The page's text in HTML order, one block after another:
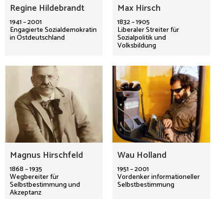
Regine Hildebrandt
1941 – 2001
Engagierte Sozialdemokratin
in Ostdeutschland
Max Hirsch
1832 – 1905
Liberaler Streiter für
Sozialpolitik und
Volksbildung
Magnus Hirschfeld
1868 – 1935
Wegbereiter für
Selbstbestimmung und
Akzeptanz
Wau Holland
1951 – 2001
Vordenker informationeller
Selbstbestimmung